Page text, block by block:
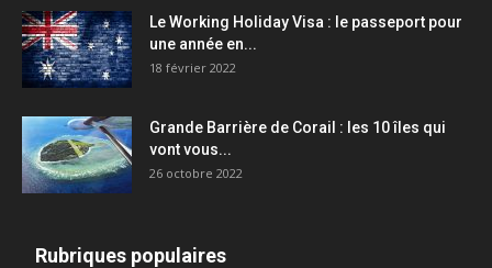
Le Working Holiday Visa : le passeport pour
une année en...
18 février 2022
Grande Barrière de Corail : les 10 îles qui
vont vous...
26 octobre 2022
Rubriques populaires